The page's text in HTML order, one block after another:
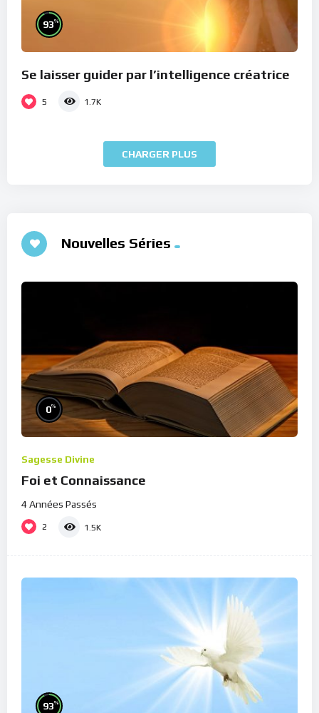
93%
Se laisser guider par l’intelligence créatrice
5 1.7K
CHARGER PLUS
Nouvelles Séries
0%
Sagesse Divine
Foi et Connaissance
4 Années Passés
2 1.5K
93%